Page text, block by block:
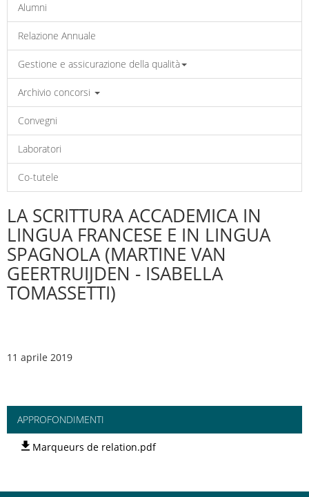
Alumni
Relazione Annuale
Gestione e assicurazione della qualità
Archivio concorsi
Convegni
Laboratori
Co-tutele
LA SCRITTURA ACCADEMICA IN
LINGUA FRANCESE E IN LINGUA
SPAGNOLA (MARTINE VAN
GEERTRUIJDEN - ISABELLA
TOMASSETTI)
11 aprile 2019
APPROFONDIMENTI
Marqueurs de relation.pdf